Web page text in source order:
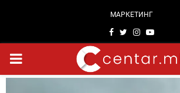
МАРКЕТИНГ
Facebook
TwitterInstagram
Youtube
PRIMARY